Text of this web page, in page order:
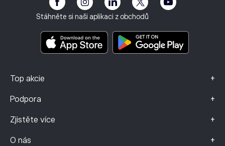
Stáhněte si naši aplikaci z obchodů
Top akcie +
Podpora +
Zjistěte více +
O nás +
Smluvní podmínky
Dokumenty s klíčovými informacemi
Údaje o stížnostech (klienti FCA)
Investiční pojištění